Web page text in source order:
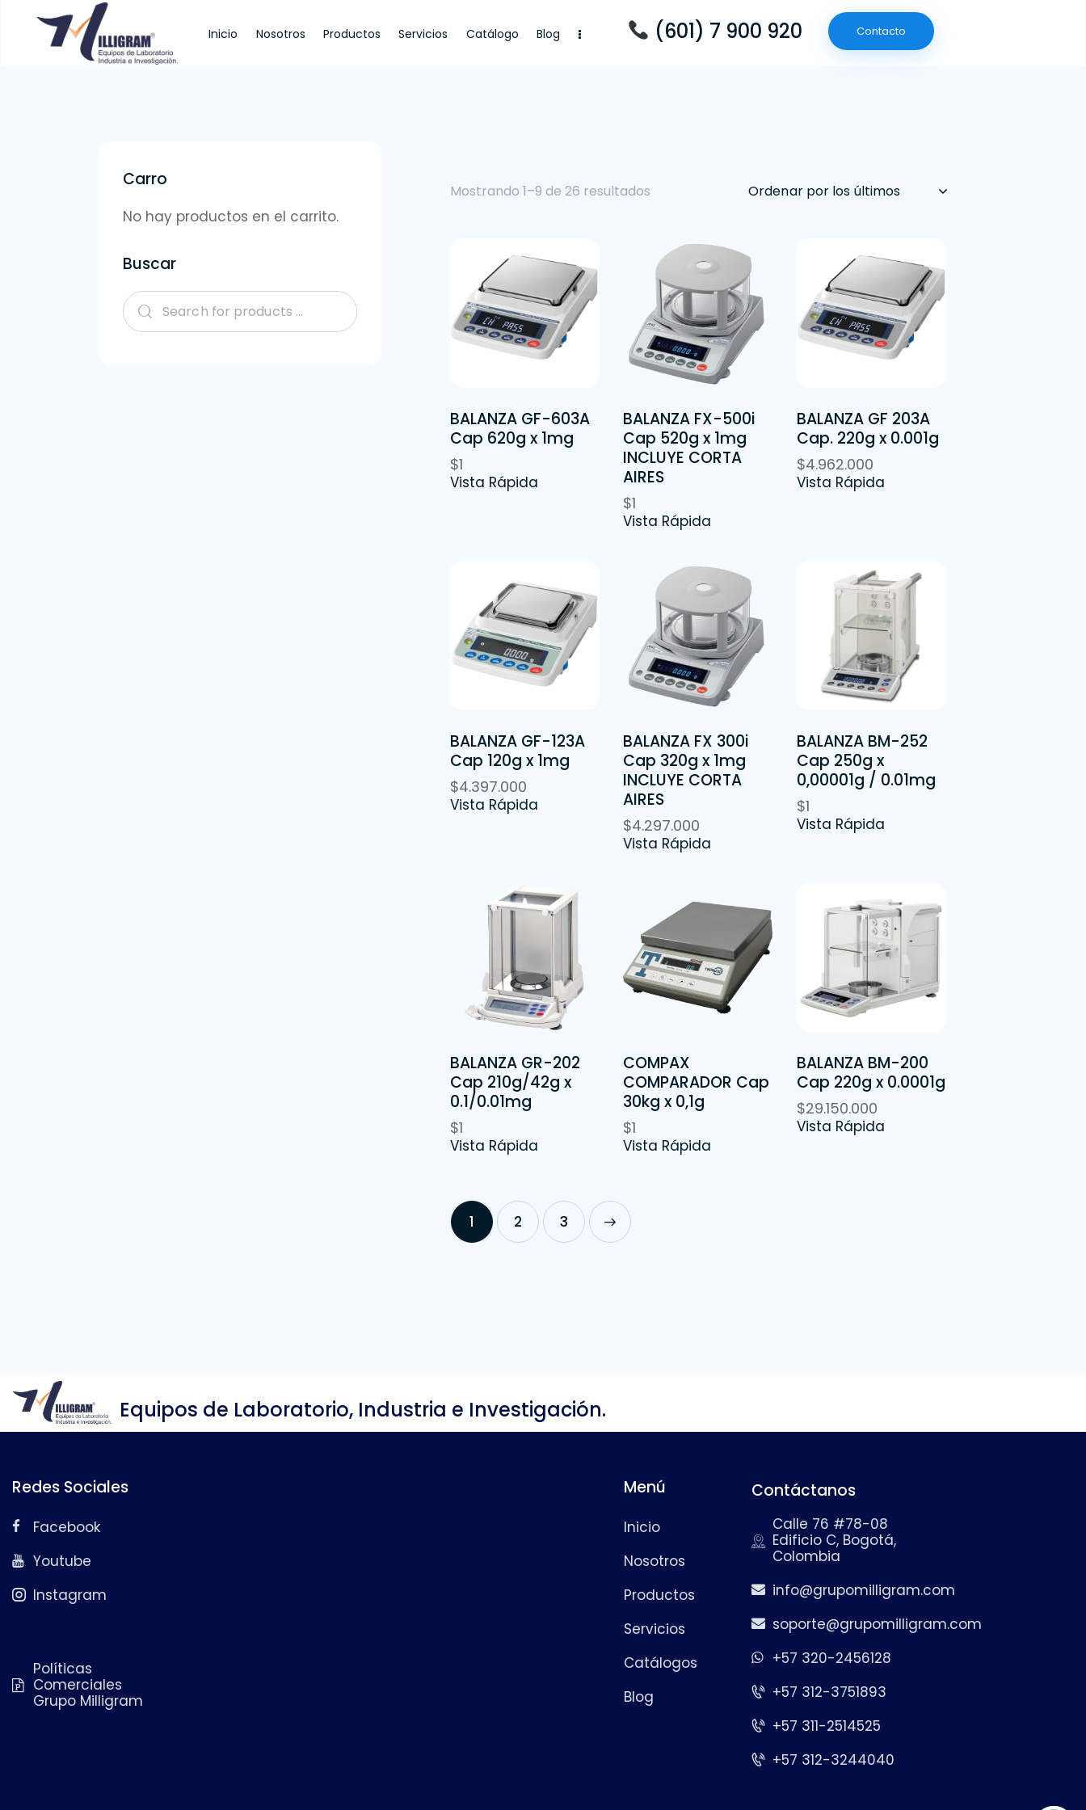
Inicio Nosotros Productos Servicios Catálogo Blog (601) 7 900 920 Contacto
Mostrando 1–9 de 26 resultados
BALANZA GF-603A
Cap 620g x 1mg
$1
Vista Rápida
BALANZA FX-500i
Cap 520g x 1mg
INCLUYE CORTA
AIRES
$1
Vista Rápida
BALANZA GF 203A
Cap. 220g x 0.001g
$4.962.000
Vista Rápida
BALANZA GF-123A
Cap 120g x 1mg
$4.397.000
Vista Rápida
BALANZA FX 300i
Cap 320g x 1mg
INCLUYE CORTA
AIRES
$4.297.000
Vista Rápida
BALANZA BM-252
Cap 250g x
0,00001g / 0.01mg
$1
Vista Rápida
BALANZA GR-202
Cap 210g/42g x
0.1/0.01mg
$1
Vista Rápida
COMPAX
COMPARADOR Cap
30kg x 0,1g
$1
Vista Rápida
BALANZA BM-200
Cap 220g x 0.0001g
$29.150.000
Vista Rápida
1 2 3
Carro
No hay productos en el carrito.
Buscar
Equipos de Laboratorio, Industria e Investigación.
Redes Sociales
Facebook
Youtube
Instagram
Políticas
Comerciales
Grupo Milligram
Menú
Inicio
Nosotros
Productos
Servicios
Catálogos
Blog
Contáctanos
Calle 76 #78-08
Edificio C, Bogotá,
Colombia
info@grupomilligram.com
soporte@grupomilligram.com
+57 320-2456128
+57 312-3751893
+57 311-2514525
+57 312-3244040